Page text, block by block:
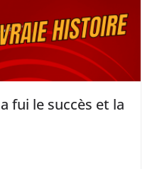
fui le succès et la